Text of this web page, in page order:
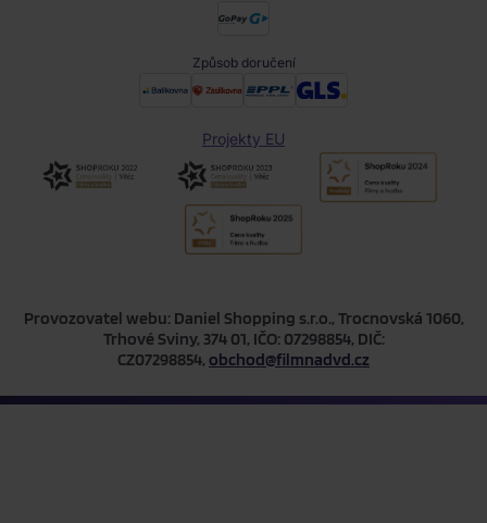
Způsob doručení
Projekty EU
Provozovatel webu: Daniel Shopping s.r.o., Trocnovská 1060,
Trhové Sviny, 374 01, IČO: 07298854, DIČ:
CZ07298854, obchod@filmnadvd.cz